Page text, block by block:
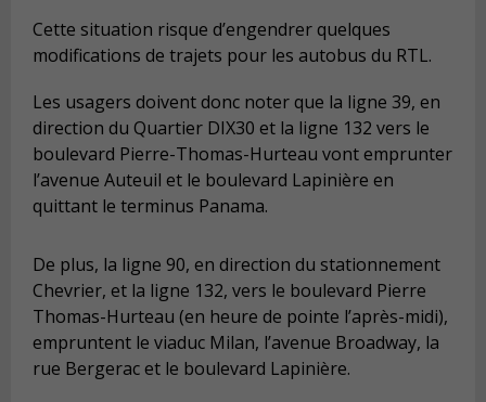
Cette situation risque d’engendrer quelques
modifications de trajets pour les autobus du RTL.
Les usagers doivent donc noter que la ligne 39, en
direction du Quartier DIX30 et la ligne 132 vers le
boulevard Pierre-Thomas-Hurteau vont emprunter
l’avenue Auteuil et le boulevard Lapinière en
quittant le terminus Panama.
De plus, la ligne 90, en direction du stationnement
Chevrier, et la ligne 132, vers le boulevard Pierre
Thomas-Hurteau (en heure de pointe l’après-midi),
empruntent le viaduc Milan, l’avenue Broadway, la
rue Bergerac et le boulevard Lapinière.